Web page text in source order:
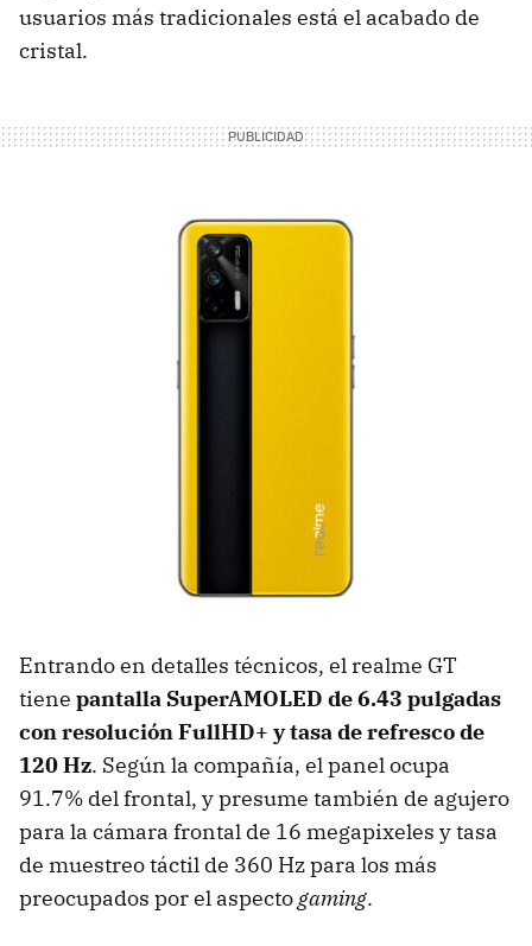
usuarios más tradicionales está el acabado de
cristal.
Entrando en detalles técnicos, el realme GT
tiene pantalla SuperAMOLED de 6.43 pulgadas
con resolución FullHD+ y tasa de refresco de
120 Hz. Según la compañía, el panel ocupa
91.7% del frontal, y presume también de agujero
para la cámara frontal de 16 megapixeles y tasa
de muestreo táctil de 360 Hz para los más
preocupados por el aspectogaming.